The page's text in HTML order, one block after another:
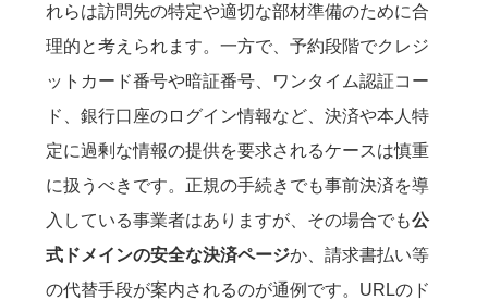
れらは訪問先の特定や適切な部材準備のために合
理的と考えられます。一方で、予約段階でクレジ
ットカード番号や暗証番号、ワンタイム認証コー
ド、銀行口座のログイン情報など、決済や本人特
定に過剰な情報の提供を要求されるケースは慎重
に扱うべきです。正規の手続きでも事前決済を導
入している事業者はありますが、その場合でも公
式ドメインの安全な決済ページか、請求書払い等
の代替手段が案内されるのが通例です。URLのド